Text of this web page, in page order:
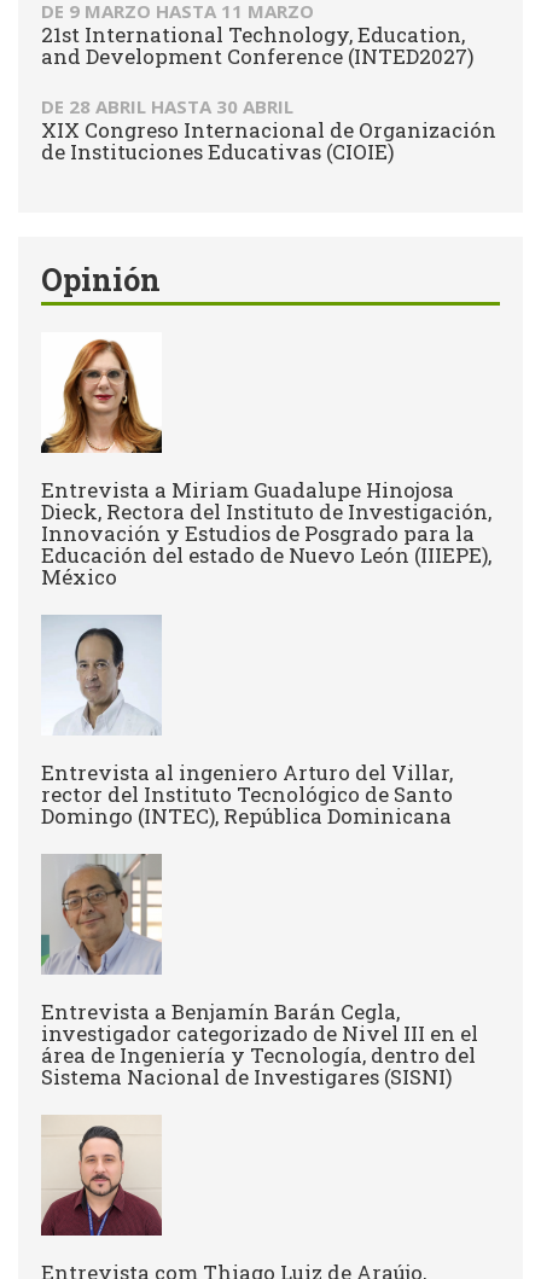
DE 9 MARZO HASTA 11 MARZO
21st International Technology, Education,
and Development Conference (INTED2027)
DE 28 ABRIL HASTA 30 ABRIL
XIX Congreso Internacional de Organización
de Instituciones Educativas (CIOIE)
Opinión
Entrevista a Miriam Guadalupe Hinojosa
Dieck, Rectora del Instituto de Investigación,
Innovación y Estudios de Posgrado para la
Educación del estado de Nuevo León (IIIEPE),
México
Entrevista al ingeniero Arturo del Villar,
rector del Instituto Tecnológico de Santo
Domingo (INTEC), República Dominicana
Entrevista a Benjamín Barán Cegla,
investigador categorizado de Nivel III en el
área de Ingeniería y Tecnología, dentro del
Sistema Nacional de Investigares (SISNI)
Entrevista com Thiago Luiz de Araújo,